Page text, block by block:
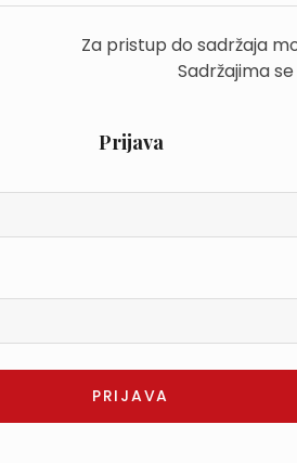
Za pristup do sadržaja
Sadržajima
Prijava